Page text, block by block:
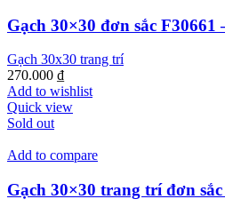
Gạch 30×30 đơn sắc F30661
Gạch 30x30 trang trí
270.000 ₫
Add to wishlist
Quick view
Sold out
Add to compare
Gạch 30×30 trang trí đơn